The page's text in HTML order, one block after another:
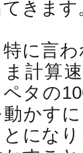
てきます
に言わ
ま計算
ペタの
動かす
とにな